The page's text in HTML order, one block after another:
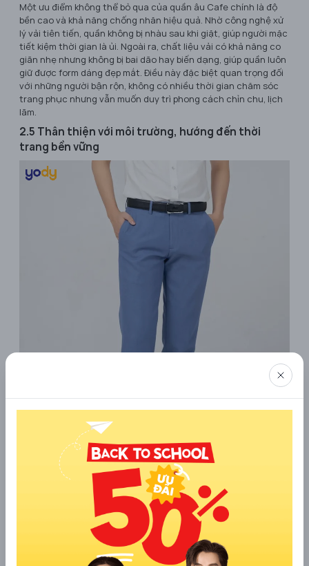
Một ưu điểm không thể bỏ qua của quần âu Cafe chính là độ
bền cao và khả năng chống nhăn hiệu quả. Nhờ công nghệ xử
lý vải tiên tiến, quần không bị nhàu sau khi giặt, giúp người mặc
tiết kiệm thời gian là ủi. Ngoài ra, chất liệu vải có khả năng co
giãn nhẹ nhưng không bị bai dão hay biến dạng, giúp quần luôn
giữ được form dáng đẹp mắt. Điều này đặc biệt quan trọng đối
với những người bận rộn, không có nhiều thời gian chăm sóc
trang phục nhưng vẫn muốn duy trì phong cách chỉn chu, lịch
lãm.
2.5 Thân thiện với môi trường, hướng đến thời
trang bền vững
Thân thiện với môi trường, hướng đến thời trang bền vững
Với việc sử dụng sợi cafe tái chế, quần âu Cafe không chỉ